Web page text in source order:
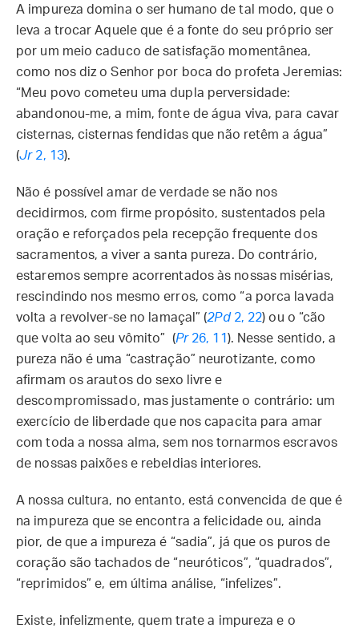
A impureza domina o ser humano de tal modo, que o
leva a trocar Aquele que é a fonte do seu próprio ser
por um meio caduco de satisfação momentânea,
como nos diz o Senhor por boca do profeta Jeremias:
“Meu povo cometeu uma dupla perversidade:
abandonou-me, a mim, fonte de água viva, para cavar
cisternas, cisternas fendidas que não retêm a água”
(Jr2, 13).
Não é possível amar de verdade se não nos
decidirmos, com firme propósito, sustentados pela
oração e reforçados pela recepção frequente dos
sacramentos, a viver a santa pureza. Do contrário,
estaremos sempre acorrentados às nossas misérias,
rescindindo nos mesmo erros, como “a porca lavada
volta a revolver-se no lamaçal” (2Pd2, 22) ou o “cão
que volta ao seu vômito” (Pr26, 11 ). Nesse sentido, a
pureza não é uma “castração” neurotizante, como
afirmam os arautos do sexo livre e
descompromissado, mas justamente o contrário: um
exercício de liberdade que nos capacita para amar
com toda a nossa alma, sem nos tornarmos escravos
de nossas paixões e rebeldias interiores.
A nossa cultura, no entanto, está convencida de que é
na impureza que se encontra a felicidade ou, ainda
pior, de que a impureza é “sadia”, já que os puros de
coração são tachados de “neuróticos”, “quadrados”,
“reprimidos” e, em última análise, “infelizes”.
Existe, infelizmente, quem trate a impureza e o